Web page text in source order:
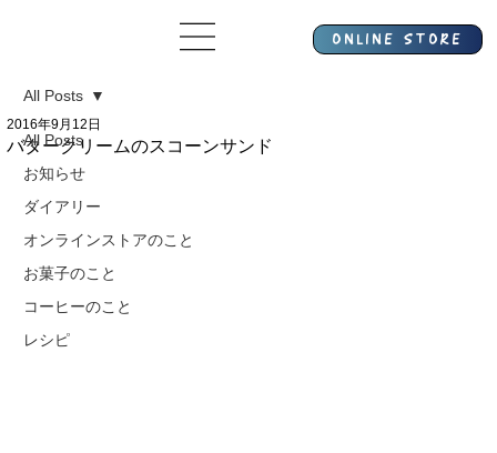
All Posts
お知らせ
ダイアリー
オンラインストアのこと
お菓子のこと
コーヒーのこと
レシピ
All Posts
バタークリームのスコーンサンド
2016年9月12日